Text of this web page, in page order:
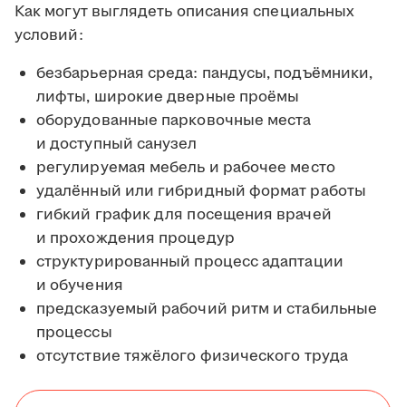
Как могут выглядеть описания специальных
условий:
безбарьерная среда: пандусы, подъёмники,
лифты, широкие дверные проёмы
оборудованные парковочные места
и доступный санузел
регулируемая мебель и рабочее место
удалённый или гибридный формат работы
гибкий график для посещения врачей
и прохождения процедур
структурированный процесс адаптации
и обучения
предсказуемый рабочий ритм и стабильные
процессы
отсутствие тяжёлого физического труда